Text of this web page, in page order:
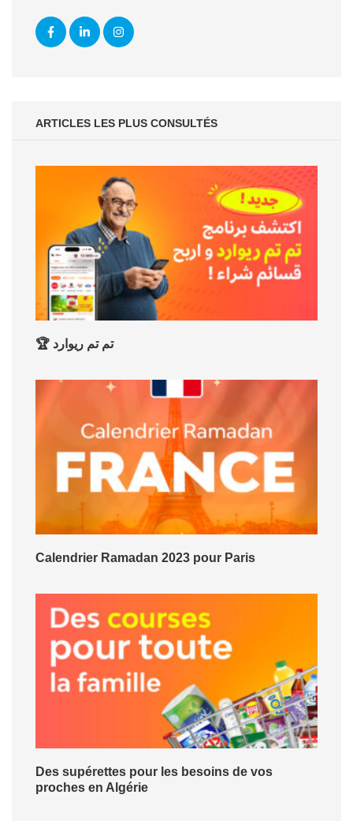
ARTICLES LES PLUS CONSULTÉS
🏆 تم تم ريوارد
Calendrier Ramadan 2023 pour Paris
Des supérettes pour les besoins de vos
proches en Algérie